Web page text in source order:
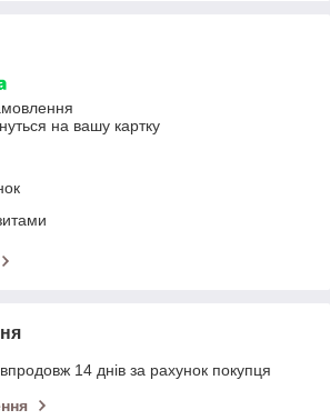
на вашу картку
14 днів за рахунок покупця